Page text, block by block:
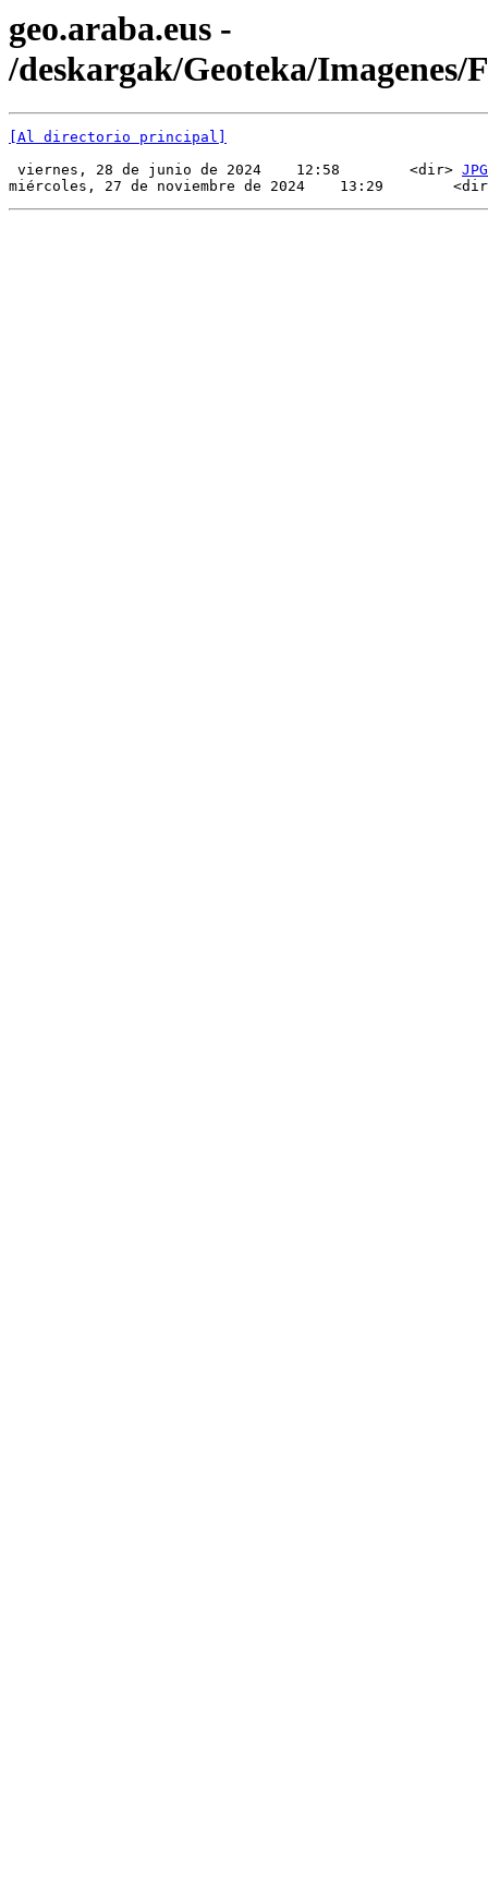
geo.araba.eus -
/deskargak/Geoteka/Imagenes/
[Al directorio principal]
viernes, 28 de junio de 2024    12:58        <dir> JPG
miércoles, 27 de noviembre de 2024    13:29